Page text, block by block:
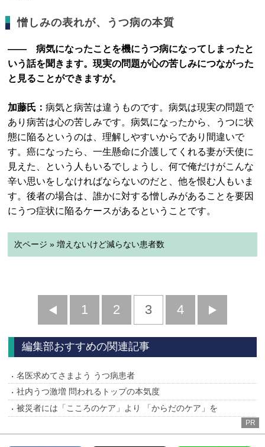
憎しみの表れが、うつ病の本質
―― 病気になったことを機にうつ病になってしまったと
いう話を聞きます。現実の問題が心の苦しみにつながった
と見ることができますが。
加藤氏：病気と病苦は違うものです。病気は現実の問題で
あり病苦は心の苦しみです。病気になったから、うつに状
態に陥るというのは、理解しやすいからであり間違いで
す。癌になったら、一生懸命に介護してくれる妻が天使に
見えた、という人もいるでしょうし、何で俺だけがこんな
辛い思いをしなければならないのだと、他を恨む人もいま
す。後者の場合は、誰かに対する憎しみがあることを要因
にうつ症状に陥るケースがあるということです。
次ページ » 増えないけど減らない患者数
前
へ
1 2 3 4
へ
編集部おすすめの関連記事
名医求めてさまよう うつ病患者
社内うつ激増 問われるトップの本気度
被災者には「こころのケア」より 「からだのケア」を
PR